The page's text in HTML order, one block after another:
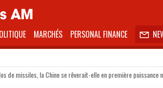
MARCHÉS PERSONAL FINANCE 
de missiles, la Chine se rêverait-elle en première puissance